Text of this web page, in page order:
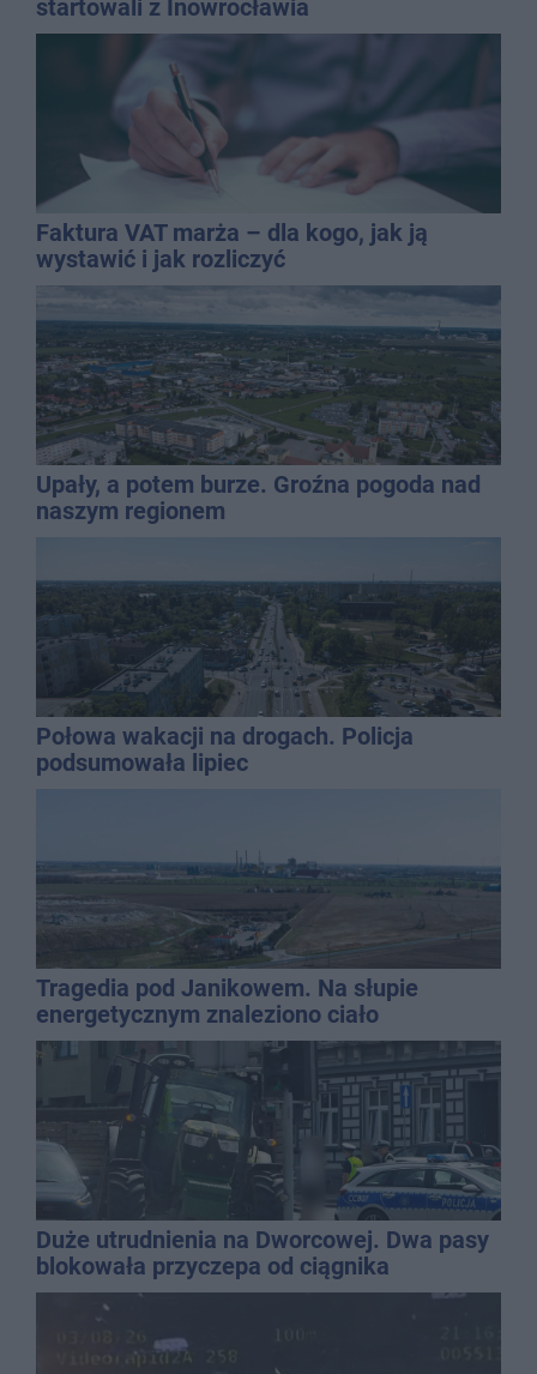
startowali z Inowrocławia
Faktura VAT marża – dla kogo, jak ją
wystawić i jak rozliczyć
Upały, a potem burze. Groźna pogoda nad
naszym regionem
Połowa wakacji na drogach. Policja
podsumowała lipiec
Tragedia pod Janikowem. Na słupie
energetycznym znaleziono ciało
mężczyzny
Duże utrudnienia na Dworcowej. Dwa pasy
blokowała przyczepa od ciągnika